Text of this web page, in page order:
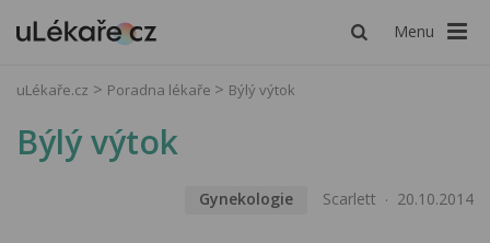
Menu
uLékaře.cz Poradna lékaře Býlý výtok
Býlý výtok
Gynekologie Scarlett 20.10.2014